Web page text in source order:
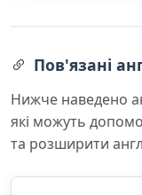
Пов'язані
Нижче наведено
які можуть
та розширити